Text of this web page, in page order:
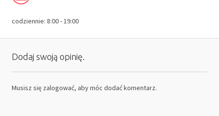
codziennie: 8:00 - 19:00
Dodaj swoją opinię.
Musisz się zalogować, aby móc dodać komentarz.